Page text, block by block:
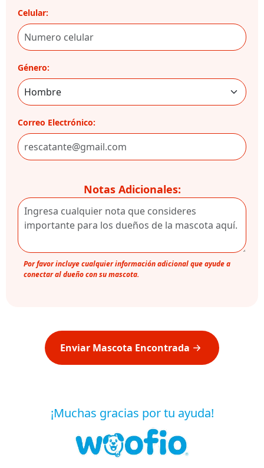
Celular:
Género:
Correo Electrónico:
Notas Adicionales:
Por favor incluye cualquier información adicional que ayude a
conectar al dueño con su mascota.
Enviar Mascota Encontrada
¡Muchas gracias por tu ayuda!